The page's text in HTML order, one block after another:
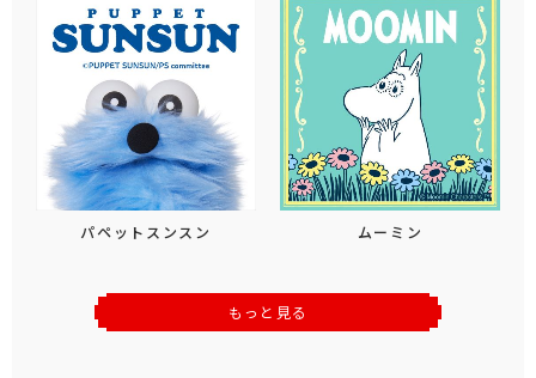
パペットスンスン ムーミン
もっと見る